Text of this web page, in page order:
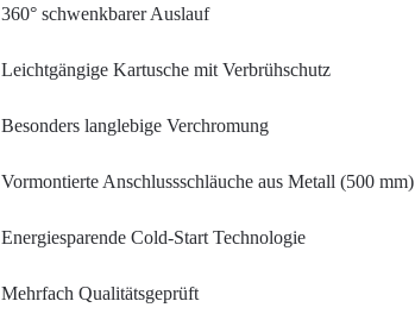
360° schwenkbarer Auslauf
Leichtgängige Kartusche mit Verbrühschutz
Besonders langlebige Verchromung
Vormontierte Anschlussschläuche aus Metall (500 mm)
Energiesparende Cold-Start Technologie
Mehrfach Qualitätsgeprüft